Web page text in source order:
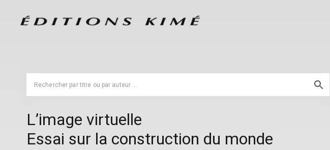
L’image virtuelle
Essai sur la construction du monde